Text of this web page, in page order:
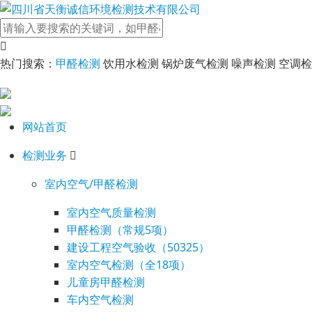
热门搜索： 甲醛检测 饮用水检测 锅炉废气检测 噪声检测 空调
网站首页
检测业务
室内空气/甲醛检测
室内空气质量检测
甲醛检测（常规5项）
建设工程空气验收（50325）
室内空气检测（全18项）
儿童房甲醛检测
车内空气检测